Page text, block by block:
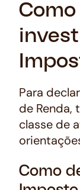
Para
de Renda,
classe de
Como